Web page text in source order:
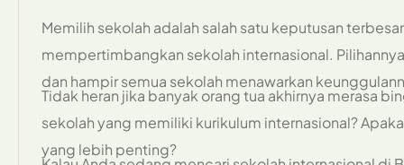
Memilih sekolah adalah salah satu keputusan
mempertimbangkan sekolah internasional.
dan hampir semua sekolah menawarkan
Tidak heran jika banyak orang tua akhirnya merasa
sekolah yang memiliki kurikulum internasional?
yang lebih penting?